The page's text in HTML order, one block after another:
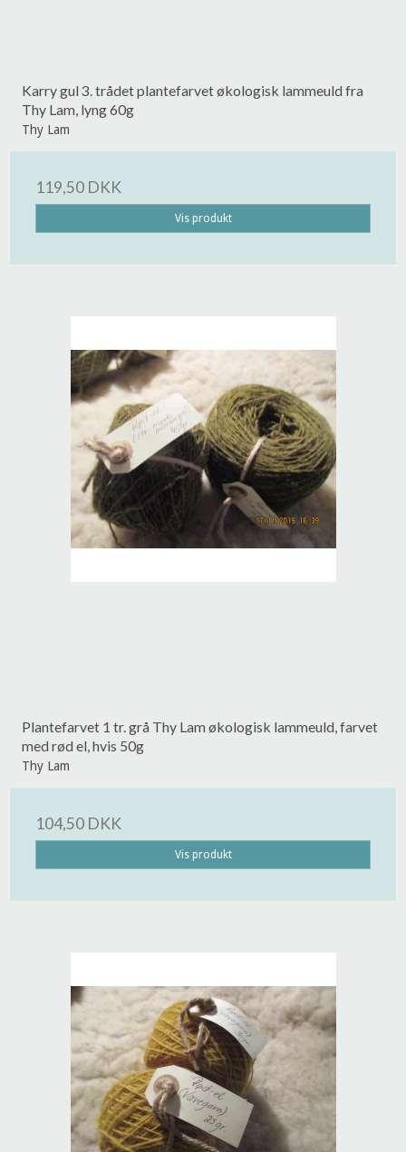
Karry gul 3. trådet plantefarvet økologisk lammeuld fra
Thy Lam, lyng 60g
Thy Lam
119,50 DKK
Vis produkt
Plantefarvet 1 tr. grå Thy Lam økologisk lammeuld, farvet
med rød el, hvis 50g
Thy Lam
104,50 DKK
Vis produkt